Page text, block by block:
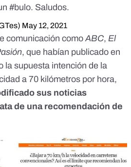
#bulo. Saludos.
May 12, 2021
comunicación como ABC, El
, que habían publicado en
la supuesta intención de la
a 70 kilómetros por hora,
sus noticias
de una recomendación de